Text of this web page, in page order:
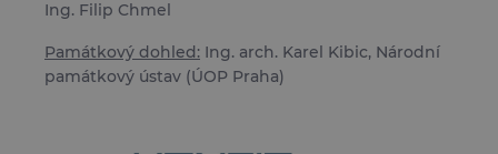
Ing. Filip Chmel
Památkový dohled: Ing. arch. Karel Kibic, Národní
památkový ústav (ÚOP Praha)